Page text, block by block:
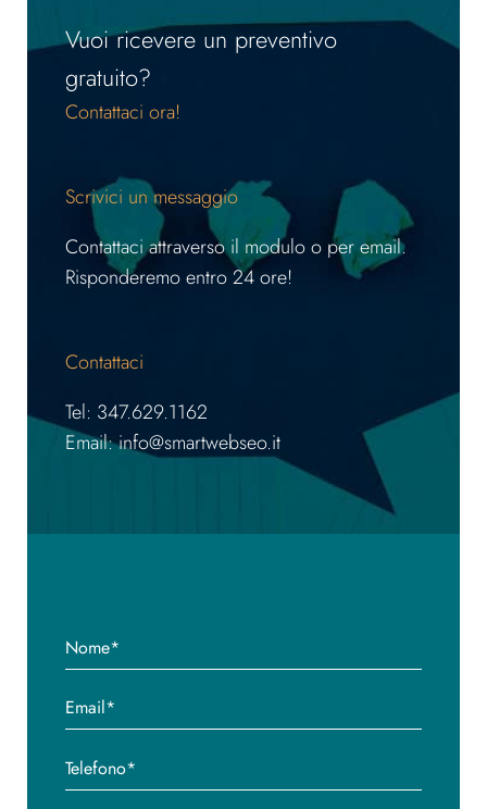
Vuoi ricevere un preventivo
gratuito?
Contattaci ora!
Scrivici un messaggio
Contattaci attraverso il modulo o per email.
Risponderemo entro 24 ore!
Contattaci
Tel: 347.629.1162
Email: info@smartwebseo.it